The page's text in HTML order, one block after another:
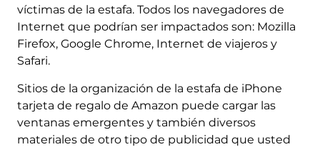
víctimas de la estafa. Todos los navegadores de
Internet que podrían ser impactados son: Mozilla
Firefox, Google Chrome, Internet de viajeros y
Safari.
Sitios de la organización de la estafa de iPhone
tarjeta de regalo de Amazon puede cargar las
ventanas emergentes y también diversos
materiales de otro tipo de publicidad que usted